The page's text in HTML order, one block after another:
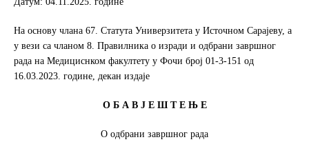
o
k
r
На основу члана 67. Статута Универзитета у Источном Сарајеву, а
у вези са чланом 8. Правилника о изради и одбрани завршног
рада на Медициснком факултету у Фочи број 01-3-151 од
16.03.2023. године, декан издаје
О Б А В Ј Е Ш Т Е Њ Е
О одбрани завршног рада